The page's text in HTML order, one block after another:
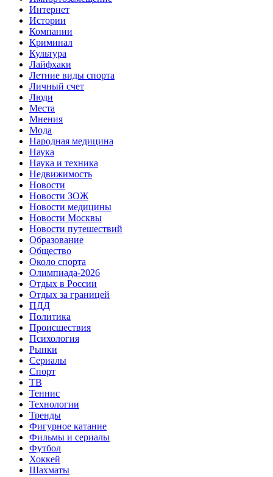
Интернет
Истории
Компании
Криминал
Культура
Лайфхаки
Летние виды спорта
Личный счет
Люди
Места
Мнения
Мода
Народная медицина
Наука
Наука и техника
Недвижимость
Новости
Новости ЗОЖ
Новости медицины
Новости Москвы
Новости путешествий
Образование
Общество
Около спорта
Олимпиада-2026
Отдых в России
Отдых за границей
ПДД
Политика
Происшествия
Психология
Рынки
Сериалы
Спорт
ТВ
Теннис
Технологии
Тренды
Фигурное катание
Фильмы и сериалы
Футбол
Хоккей
Шахматы